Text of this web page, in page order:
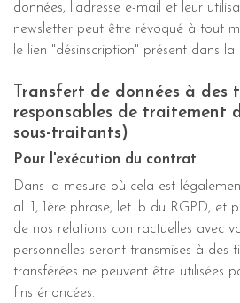
données, l'adresse e-mail et leur
newsletter peut être révoqué à tout
le lien "désinscription" présent dans la
Transfert de données à des
responsables de traitement
sous-traitants)
Pour l'exécution du contrat
Dans la mesure où cela est
al. 1, 1ère phrase, let. b du RGPD, et
de nos relations contractuelles avec
personnelles seront transmises à des
transférées ne peuvent être utilisées
fins énoncées.